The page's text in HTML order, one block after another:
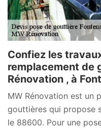
Confiez les
remplacement de
Rénovation , à
MW Rénovation est un
gouttières qui propose
le 88600. Pour une